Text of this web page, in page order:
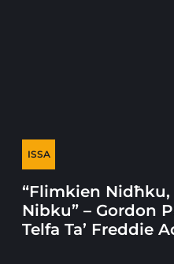
ISSA
“Flimkien
Nibku” – Gordon
Telfa Ta’ Freddie